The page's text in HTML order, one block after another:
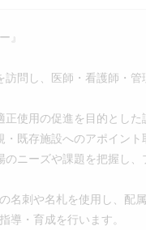
』
訪問し、医師・看護師・
使用の促進を目的とした
・既存施設へのアポイン
のニーズや課題を把握し
名刺や名札を使用し、配
導・育成を行います。